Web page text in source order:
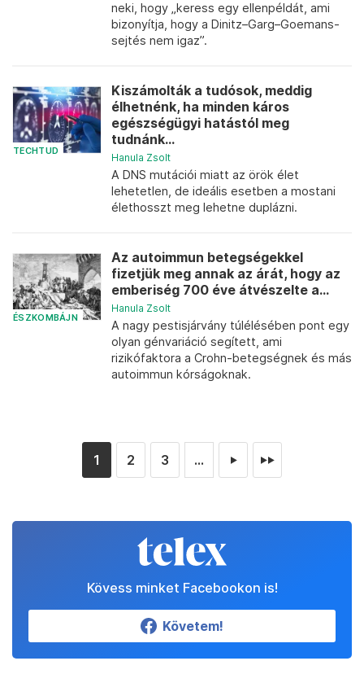
neki, hogy „keress egy ellenpéldát, ami
bizonyítja, hogy a Dinitz–Garg–Goemans-
sejtés nem igaz”.
TECHTUD
Kiszámolták a tudósok, meddig
élhetnénk, ha minden káros
egészségügyi hatástól meg
tudnánk...
Hanula Zsolt
A DNS mutációi miatt az örök élet
lehetetlen, de ideális esetben a mostani
élethosszt meg lehetne duplázni.
ÉSZKOMBÁJN
Az autoimmun betegségekkel
fizetjük meg annak az árát, hogy az
emberiség 700 éve átvészelte a...
Hanula Zsolt
A nagy pestisjárvány túlélésében pont egy
olyan génvariáció segített, ami
rizikófaktora a Crohn-betegségnek és más
autoimmun kórságoknak.
1 2 3 ... ► ►►
Kövess minket Facebookon is!
Követem!